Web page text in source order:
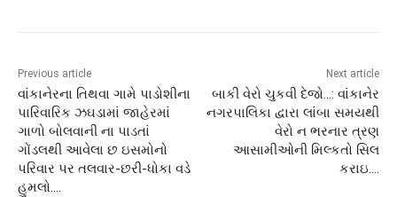
Previous article
વાંકાનેરના તિથવા ગામે પાડોશીના
પારિવારિક ઝઘડામાં જાહેરમાં
ગાળો બોલવાની ના પાડતાં
ગોંડલથી આવેલા છ ઇસમોનો
પરિવાર પર તલવાર-છરી-ધોકા વડે
હુમલો….
Next article
બાકી વેરો ચુકવી દેજો…: વાંકાનેર
નગરપાલિકા દ્વારા લાંબા સમયથી
વેરો ન ભરનાર ત્રણ
આસામીઓની મિલ્કતો સિલ
કરાઇ….